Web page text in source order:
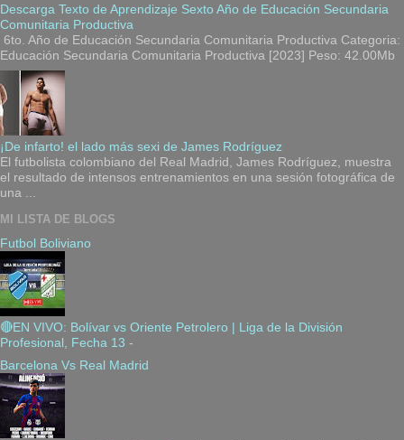
Descarga Texto de Aprendizaje Sexto Año de Educación Secundaria
Comunitaria Productiva
6to. Año de Educación Secundaria Comunitaria Productiva Categoria:
Educación Secundaria Comunitaria Productiva [2023] Peso: 42.00Mb
¡De infarto! el lado más sexi de James Rodríguez
El futbolista colombiano del Real Madrid, James Rodríguez, muestra
el resultado de intensos entrenamientos en una sesión fotográfica de
una ...
MI LISTA DE BLOGS
Futbol Boliviano
🔴EN VIVO: Bolívar vs Oriente Petrolero | Liga de la División
Profesional, Fecha 13 -
Barcelona Vs Real Madrid